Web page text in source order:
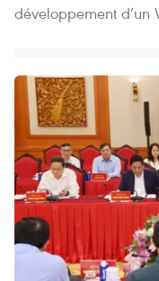
développement d’un